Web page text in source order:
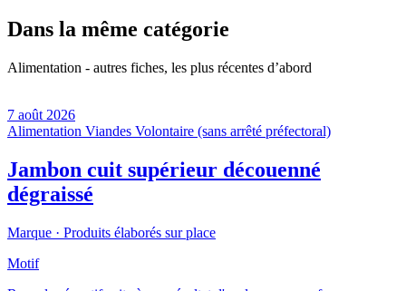
Dans la même catégorie
Alimentation - autres fiches, les plus récentes d’abord
7 août 2026
Alimentation Viandes Volontaire (sans arrêté préfectoral)
Jambon cuit supérieur découenné
dégraissé
Marque · Produits élaborés sur place
Motif